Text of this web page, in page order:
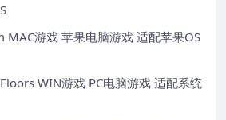
MAC游戏 苹果电脑游戏 适配苹果OS
WIN游戏 PC电脑游戏 适配系统